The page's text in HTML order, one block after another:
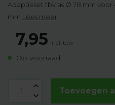
Adaptieset tbv as Ø 78 mm
mm Lees meer
7,95 Incl. btw
Op voorraad
Toevoegen